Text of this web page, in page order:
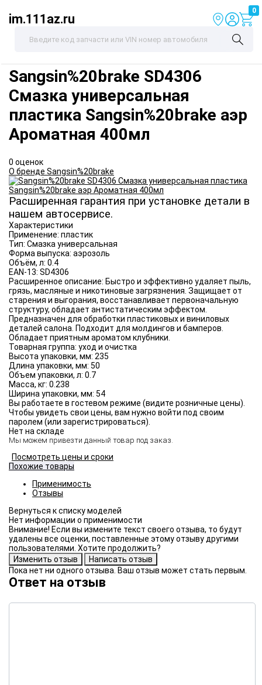
im.111az.ru
0
Sangsin%20brake SD4306
Смазка универсальная
пластика Sangsin%20brake аэр
Ароматная 400мл
0 оценок
О бренде Sangsin%20brake
Расширенная гарантия при установке детали в
нашем автосервисе.
Характеристики
Применение: пластик
Тип: Смазка универсальная
Форма выпуска: аэрозоль
Объём, л: 0.4
EAN-13: SD4306
Расширенное описание: Быстро и эффективно удаляет пыль,
грязь, масляные и никотиновые загрязнения. Защищает от
старения и выгорания, восстанавливает первоначальную
структуру, обладает антистатическим эффектом.
Предназначен для обработки пластиковых и виниловых
деталей салона. Подходит для молдингов и бамперов.
Обладает приятным ароматом клубники.
Товарная группа: уход и очистка
Высота упаковки, мм: 235
Длина упаковки, мм: 50
Объем упаковки, л: 0.7
Масса, кг: 0.238
Ширина упаковки, мм: 54
Вы работаете в гостевом режиме (видите розничные цены).
Чтобы увидеть свои цены, вам нужно войти под своим
паролем (или зарегистрироваться).
Нет на складе
Мы можем привезти данный товар под заказ.
Посмотреть цены и сроки
Похожие товары
Применимость
Отзывы
Нет информации о применимости
Внимание! Если вы измените текст своего отзыва, то будут
удалены все оценки, поставленные этому отзыву другими
пользователями. Хотите продолжить?
Пока нет ни одного отзыва. Ваш отзыв может стать первым.
Ответ на отзыв